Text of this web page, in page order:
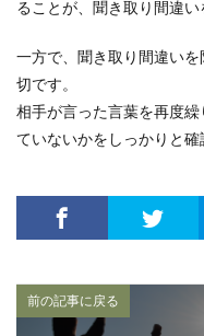
ることが、聞き取り間違い
一方で、聞き取り間違い
切です。
相手が言った言葉を再度
ていないかをしっかりと確
前の記事に戻る